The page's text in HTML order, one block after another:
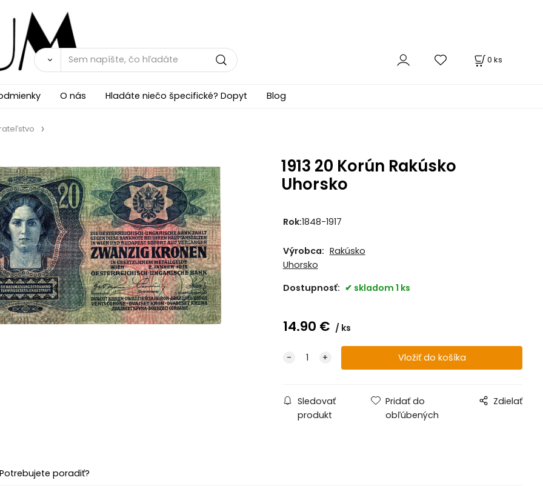
0 ks
O nás Hladáte niečo špecifické? Dopyt Blog
1913 20 Korún Rakúsko
Uhorsko
Rok:1848-1917
Výrobca: Rakúsko
Uhorsko
Dostupnosť:
skladom 1 ks
14.90 € ks
Sledovať
produkt
Pridať do
obľúbených
Zdielať
Potrebujete poradiť?